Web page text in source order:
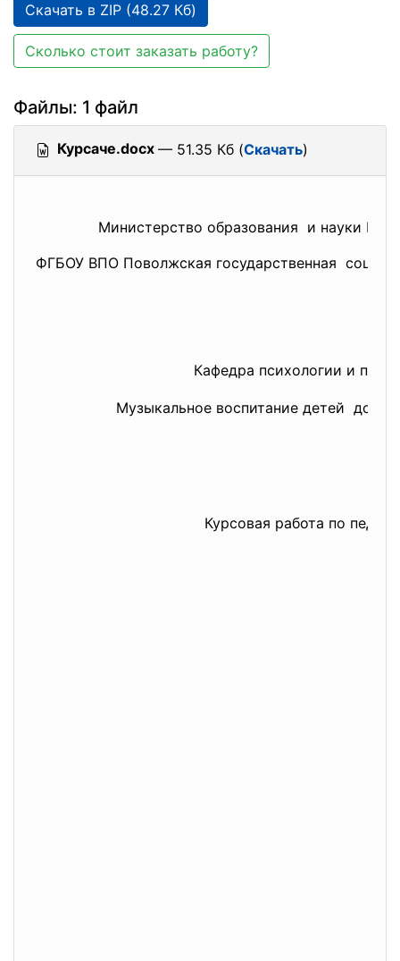
Скачать в ZIP (48.27 Кб)
Сколько стоит заказать работу?
Файлы: 1 файл
Курсаче.docx — 51.35 Кб (Скачать)
Министерство образования и науки
ФГБОУ ВПО Поволжская государственная
Кафедра психологии и
Музыкальное воспитание детей
Курсовая работа по